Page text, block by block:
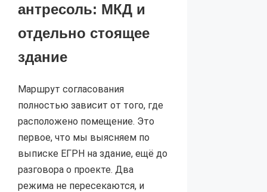
антресоль: МКД и
отдельно стоящее
здание
Маршрут согласования
полностью зависит от того, где
расположено помещение. Это
первое, что мы выясняем по
выписке ЕГРН на здание, ещё до
разговора о проекте. Два
режима не пересекаются, и